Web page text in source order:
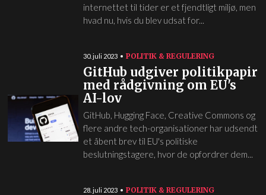
internettet til tider er et fjendtligt miljø, men
hvad nu, hvis du blev udsat for...
30. juli 2023 POLITIK & REGULERING
GitHub udgiver politikpapir
med rådgivning om EU's
AI-lov
GitHub, Hugging Face, Creative Commons og
flere andre tech-organisationer har udsendt
et åbent brev til EU's politiske
beslutningstagere, hvor de opfordrer dem...
28. juli 2023 POLITIK & REGULERING